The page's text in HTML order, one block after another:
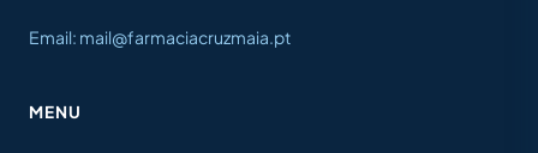
Email: mail@farmaciacruzmaia.pt
MENU